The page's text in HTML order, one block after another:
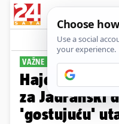
VAŽNE INFORMACIJE
Hajduk
za Jadranski
'gostujuću'